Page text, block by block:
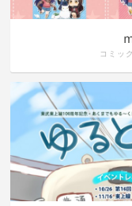
コミッ